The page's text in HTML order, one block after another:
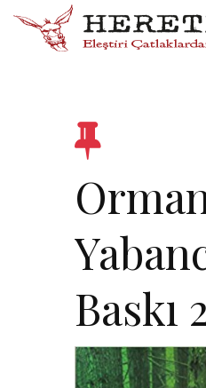
Baskı